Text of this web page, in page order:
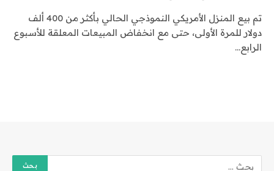
تم بيع المنزل الأمريكي النموذجي الحالي بأكثر من 400 ألف
دولار للمرة الأولى، حتى مع انخفاض المبيعات المعلقة للأسبوع
الرابع…